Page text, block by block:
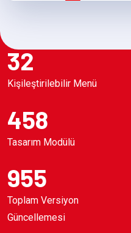
32
Kişileştirilebilir Menü
458
Tasarım Modülü
955
Toplam Versiyon
Güncellemesi